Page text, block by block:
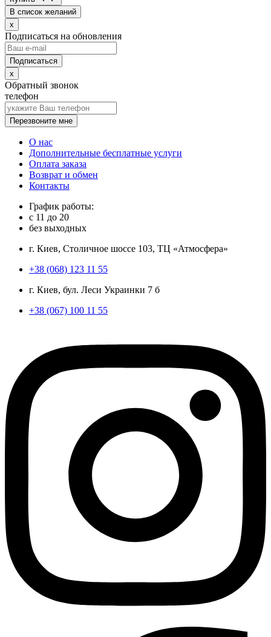
В список желаний
x
Подписаться на обновления
x
Обратный звонок
телефон
Перезвоните мне
О нас
Дополнительные бесплатные услуги
Оплата заказа
Возврат и обмен
Контакты
График работы:
с 11 до 20
без выходных
г. Киев, Столичное шоссе 103, ТЦ «Атмосфера»
+38 (068) 123 11 55
г. Киев, бул. Леси Украинки 7 б
+38 (067) 100 11 55